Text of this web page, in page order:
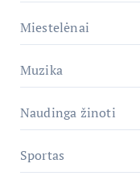
Miestelėnai
Muzika
Naudinga žinoti
Sportas